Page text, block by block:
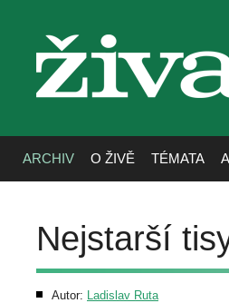
živa
ARCHIV O ŽIVĚ TÉMATA
Nejstarší
Autor: Ladislav Ruta